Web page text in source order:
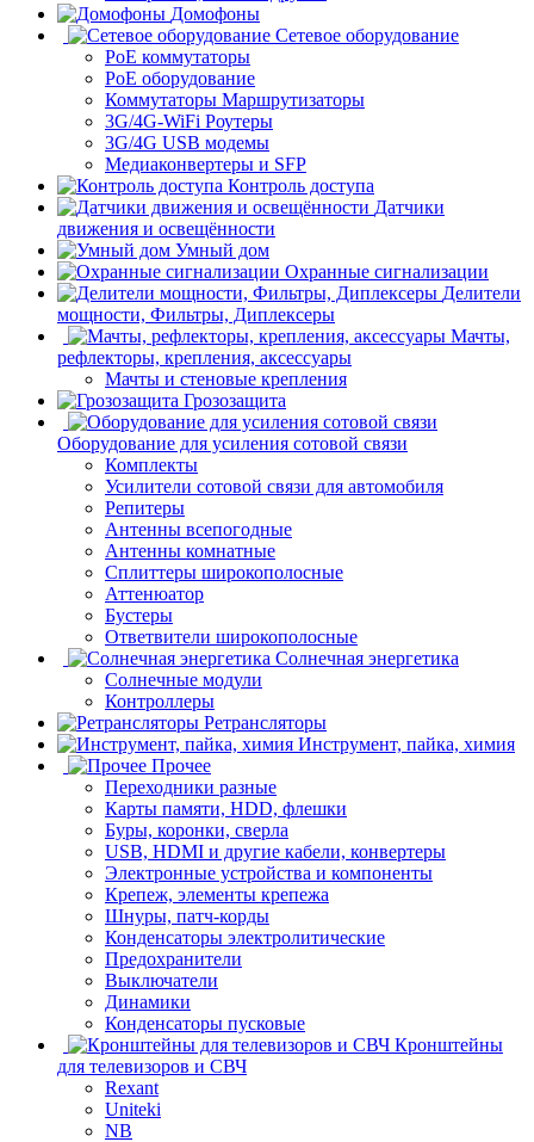
Домофоны
Сетевое оборудование
PoE коммутаторы
PoE оборудование
Коммутаторы Маршрутизаторы
3G/4G-WiFi Роутеры
3G/4G USB модемы
Медиаконвертеры и SFP
Контроль доступа
Датчики
движения и освещённости
Умный дом
Охранные сигнализации
Делители
мощности, Фильтры, Диплексеры
Мачты,
рефлекторы, крепления, аксессуары
Мачты и стеновые крепления
Грозозащита
Оборудование для усиления сотовой связи
Комплекты
Усилители сотовой связи для автомобиля
Репитеры
Антенны всепогодные
Антенны комнатные
Сплиттеры широкополосные
Аттенюатор
Бустеры
Ответвители широкополосные
Солнечная энергетика
Солнечные модули
Контроллеры
Ретрансляторы
Инструмент, пайка, химия
Прочее
Переходники разные
Карты памяти, HDD, флешки
Буры, коронки, сверла
USB, HDMI и другие кабели, конвертеры
Электронные устройства и компоненты
Крепеж, элементы крепежа
Шнуры, патч-корды
Конденсаторы электролитические
Предохранители
Выключатели
Динамики
Конденсаторы пусковые
Кронштейны
для телевизоров и СВЧ
Rexant
Uniteki
NB